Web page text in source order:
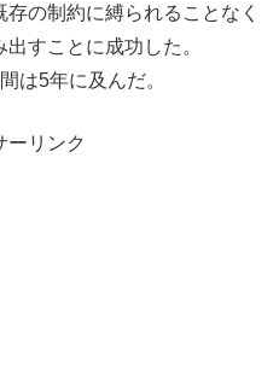
の制約に縛られることなく
すことに成功した。
は5年に及んだ。
ーリンク